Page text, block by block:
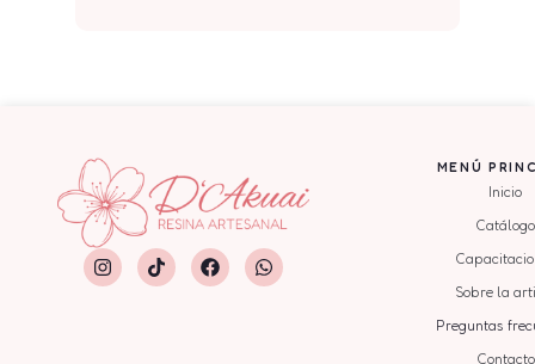
MENÚ
Inicio
Catálogo
Sobre la
Preguntas
Contacto